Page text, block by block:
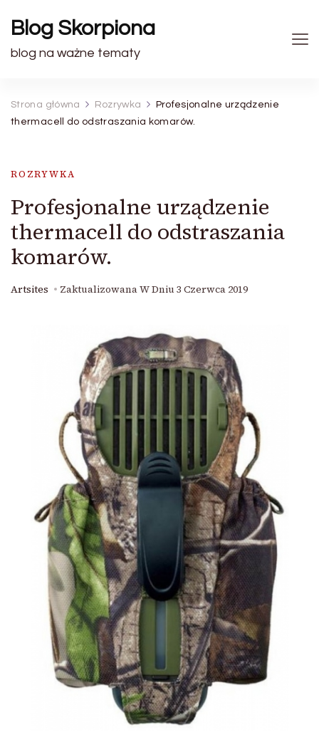
Blog Skorpiona
blog na ważne tematy
Strona główna Rozrywka
Profesjonalne urządzenie
thermacell do odstraszania komarów.
ROZRYWKA
Profesjonalne urządzenie
thermacell do odstraszania
komarów.
Artsites Zaktualizowana W Dniu 3 Czerwca 2019